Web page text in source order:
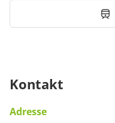
Kontakt
Adresse